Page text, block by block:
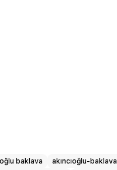
baklava akıncıoğlu-baklava